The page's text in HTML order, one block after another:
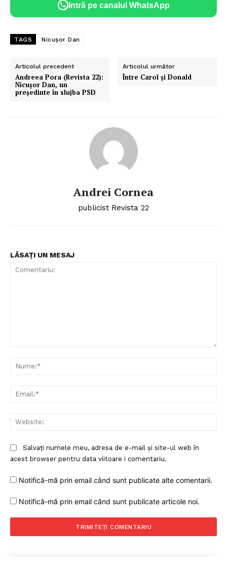
Intră pe canalul WhatsApp
TAGS Nicușor Dan
Articolul precedent
Andreea Pora (Revista 22):
Nicușor Dan, un
președinte în slujba PSD
Articolul următor
Între Carol și Donald
Andrei Cornea
publicist Revista 22
LĂSAȚI UN MESAJ
Salvați numele meu, adresa de e-mail și site-ul web în
acest browser pentru data viitoare i comentariu.
Notifică-mă prin email când sunt publicate alte comentarii.
Notifică-mă prin email când sunt publicate articole noi.